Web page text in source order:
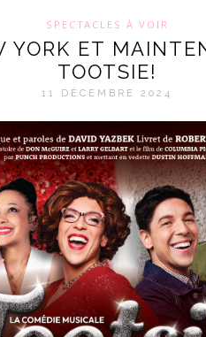
SPECTACLES À VOIR
YORK ET
TOOTSIE!
11 DÉCEMBRE 2024